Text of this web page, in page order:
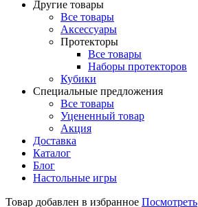
Другие товары
Все товары
Аксессуары
Протекторы
Все товары
Наборы протекторов
Кубики
Специальные предложения
Все товары
Уцененный товар
Акция
Доставка
Каталог
Блог
Настольные игры
Товар добавлен в избранное Посмотреть